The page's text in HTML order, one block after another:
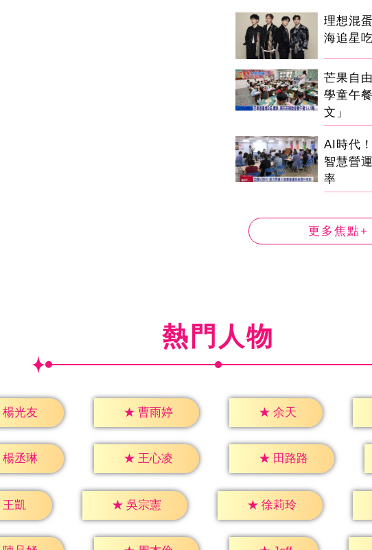
理想混
海追星
芒果自
學童午
文」
AI時代
智慧營
率
更多焦點+
熱門人物
楊光友 ★ 曹雨婷 ★ 余天
楊丞琳 ★ 王心凌 ★ 田路路
王凱 ★ 吳宗憲 ★ 徐莉玲